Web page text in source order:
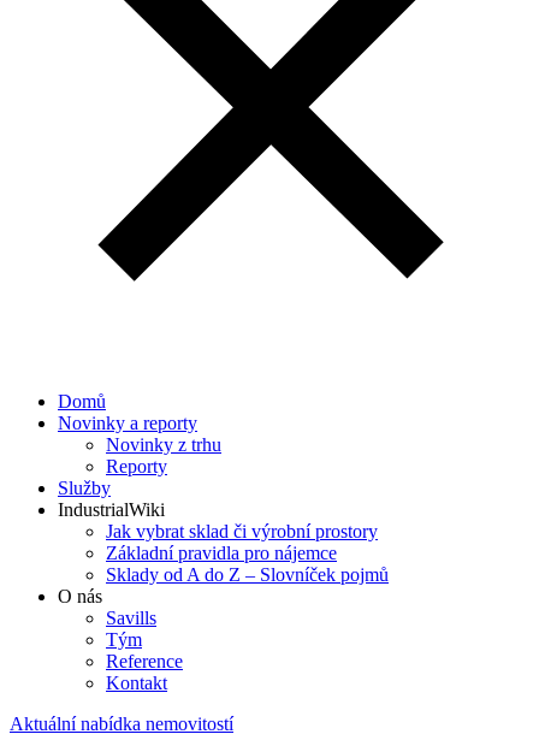
Domů
Novinky a reporty
Novinky z trhu
Reporty
Služby
IndustrialWiki
Jak vybrat sklad či výrobní prostory
Základní pravidla pro nájemce
Sklady od A do Z – Slovníček pojmů
O nás
Savills
Tým
Reference
Kontakt​
Aktuální nabídka nemovitostí